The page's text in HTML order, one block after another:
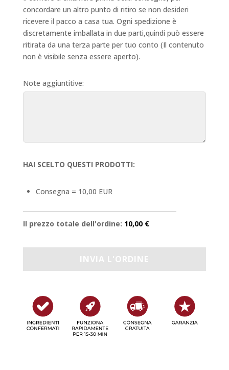
concordare un altro punto di ritiro se non desideri
ricevere il pacco a casa tua. Ogni spedizione è
discretamente imballata in due parti,quindi può essere
ritirata da una terza parte per tuo conto (Il contenuto
non è visibile senza essere aperto).
Note aggiuntitive:
HAI SCELTO QUESTI PRODOTTI:
Consegna = 10,00 EUR
Il prezzo totale dell'ordine: 10,00 €